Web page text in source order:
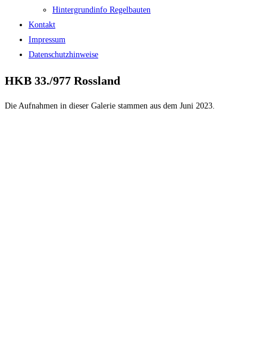
Hintergrundinfo Regelbauten
Kontakt
Impressum
Datenschutzhinweise
HKB 33./977 Rossland
Die Aufnahmen in dieser Galerie stammen aus dem Juni 2023.